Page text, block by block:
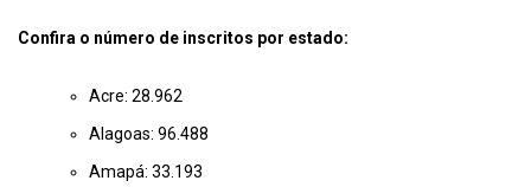
Confira o número de inscritos por estado:
Acre: 28.962
Alagoas: 96.488
Amapá: 33.193